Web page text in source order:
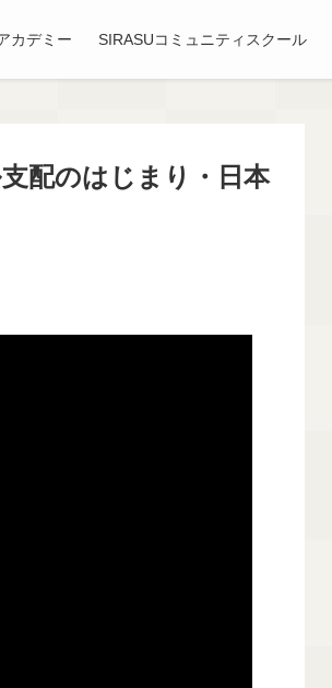
カデミー SIRASUコミュニティスクール
配のはじまり・日本